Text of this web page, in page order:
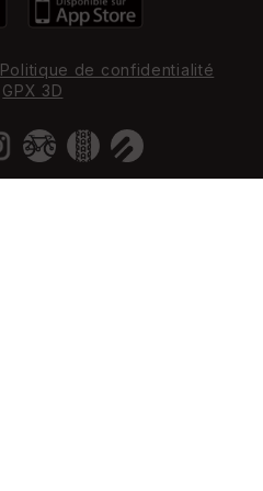
Politique de confidentialité
GPX 3D